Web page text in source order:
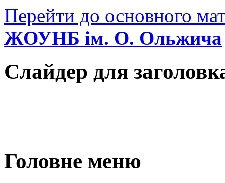
Перейти до основного
ЖОУНБ ім. О. Ольжича
Слайдер для
Головне меню